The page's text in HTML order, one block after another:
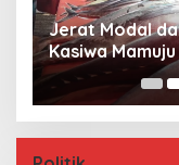
Jerat Modal
Kasiwa